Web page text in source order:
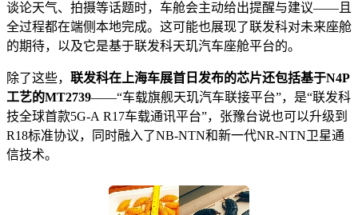
谈论天气、拍摄等话题时，车舱会主动给出提醒与建议——且
全过程都在端侧本地完成。这可能也展现了联发科对未来座舱
的期待，以及它是基于联发科天玑汽车座舱平台的。
除了这些， 联发科在上海车展首日发布的芯片还包括基于N4P
工艺的MT2739——“车载旗舰天玑汽车联接平台”，是“联发科
技全球首款5G-A R17车载通讯平台”，张豫台说也可以升级到
R18标准协议，同时融入了NB-NTN和新一代NR-NTN卫星通
信技术。